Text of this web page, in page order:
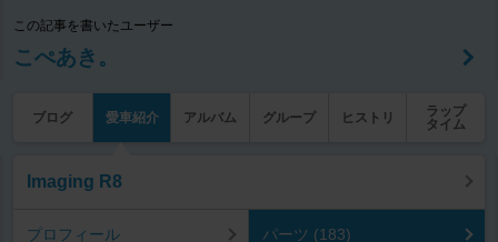
この記事を書いたユーザー
こぺあき。
ブログ 愛車紹介 アルバム グループ ヒストリ
ラップ
タイム
Imaging R8
プロフィール パーツ (183)